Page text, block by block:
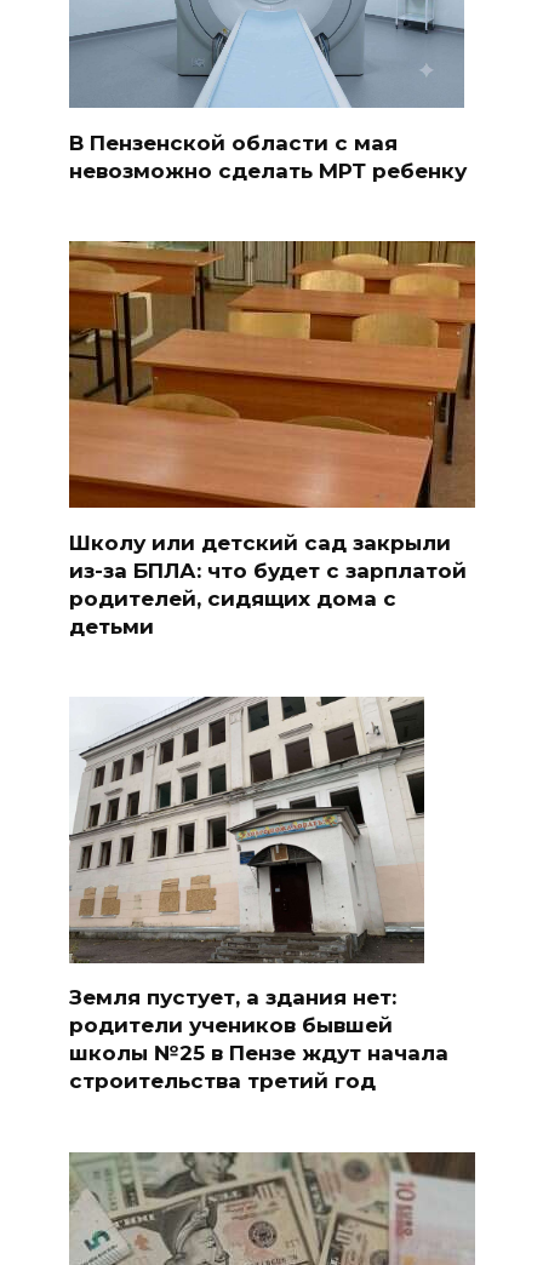
В Пензенской области с мая
невозможно сделать МРТ ребенку
Школу или детский сад закрыли
из-за БПЛА: что будет с зарплатой
родителей, сидящих дома с
детьми
Земля пустует, а здания нет:
родители учеников бывшей
школы №25 в Пензе ждут начала
строительства третий год